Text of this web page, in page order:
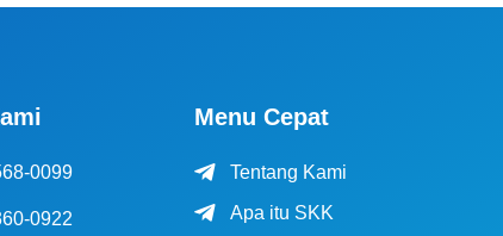
0099
0922
Menu Cepat
Tentang Kami
Apa itu SKK